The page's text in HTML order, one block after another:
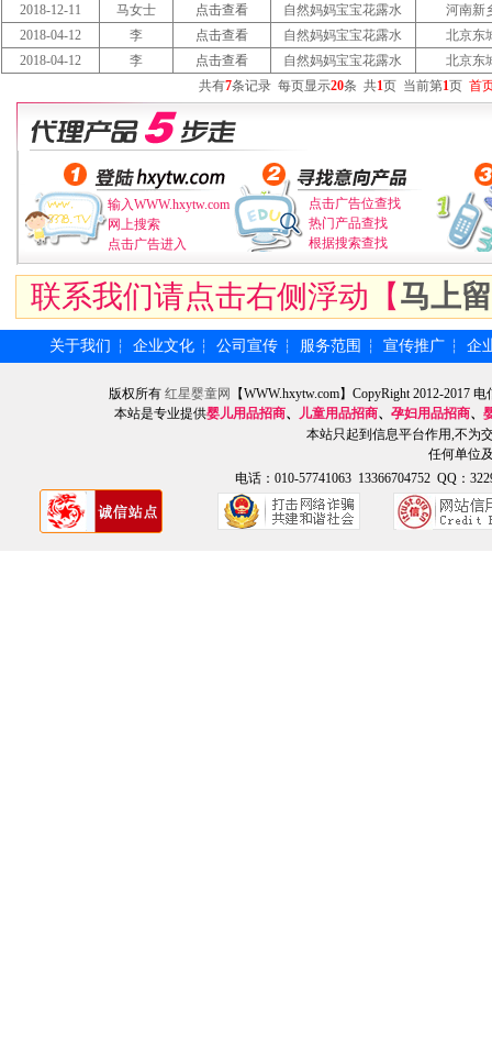
2018-12-11
马女士 点击查看 自然妈妈宝宝花露水
河南新
2018-04-12
李 点击查看 自然妈妈宝宝花露水
北京东
2018-04-12
李 点击查看 自然妈妈宝宝花露水
北京东
共有7条记录 每页显示20条 共1页 当前第1页 首
输入WWW.hxytw.com
网上搜索
点击广告进入
点击广告位查找
热门产品查找
根据搜索查找
联系我们请点击右侧浮动【马上
关于我们 ┆ 企业文化 ┆ 公司宣传 ┆ 服务范围 ┆ 宣传推广 ┆ 企
版权所有 红星婴童网
【WWW.hxytw.com】CopyRight 2012-2017
本站是专业提供婴儿用品招商、 儿童用品招商、 孕妇用品招商、
本站只起到信息平台作用,不为
任何单位
电话：010-57741063 13366704752 QQ：